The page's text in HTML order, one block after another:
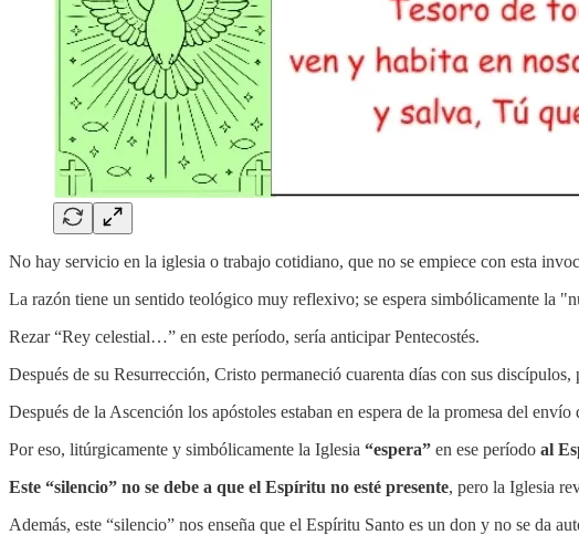
No hay servicio en la iglesia o trabajo cotidiano, que no se empiece con esta
La razón tiene un sentido teológico muy reflexivo; se espera simbólicamente la
Rezar “Rey celestial…” en este período, sería anticipar Pentecostés.
Después de su Resurrección, Cristo permaneció cuarenta días con sus
Después de la Ascención los apóstoles estaban en espera de la promesa del
Por eso, litúrgicamente y simbólicamente la Iglesia “espera” en ese período al
Este “silencio” no se debe a que el Espíritu no esté presente, pero la Iglesia
Además, este “silencio” nos enseña que el Espíritu Santo es un don y no se da